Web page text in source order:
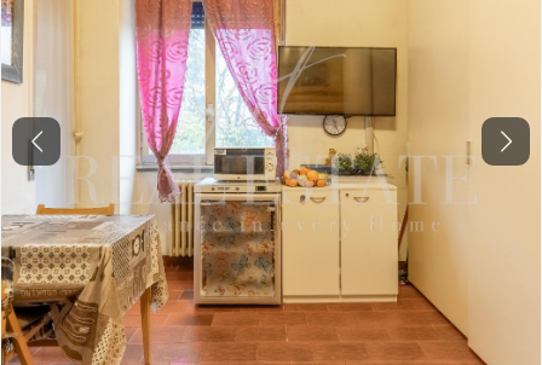
Previous Next